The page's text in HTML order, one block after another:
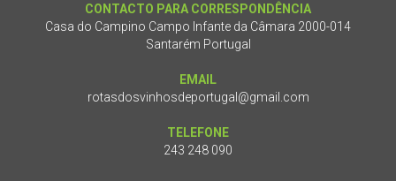
CONTACTO PARA CORRESPONDÊNCIA
Casa do Campino Campo Infante da Câmara 2000-014
Santarém Portugal
EMAIL
rotasdosvinhosdeportugal@gmail.com
TELEFONE
243 248 090